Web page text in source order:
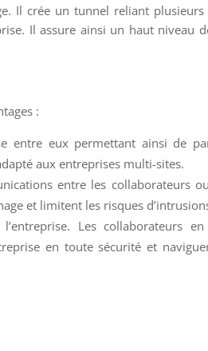
Il crée un tunnel reliant
Il assure ainsi un haut niveau
:
entre eux permettant ainsi de
aux entreprises multi-sites.
entre les collaborateurs
et limitent les risques
Les collaborateurs
en toute sécurité et